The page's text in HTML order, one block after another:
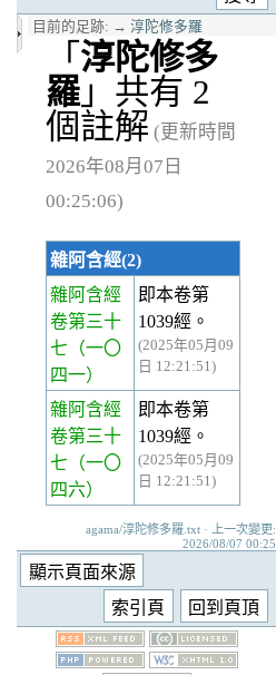
目前的足跡: → 淳陀修多羅
「 淳陀修多
羅 」共有 2
個註解 (更新時間
2026年08月07日
00:25:06)
雜阿含經(2)
雜阿含經
卷第三十
七 （一〇
四一）
即本卷第
1039經。
(2025年05月09
日 12:21:51)
雜阿含經
卷第三十
七 （一〇
四六）
即本卷第
1039經。
(2025年05月09
日 12:21:51)
agama/淳陀修多羅.txt · 上一次變更:
2026/08/07 00:25